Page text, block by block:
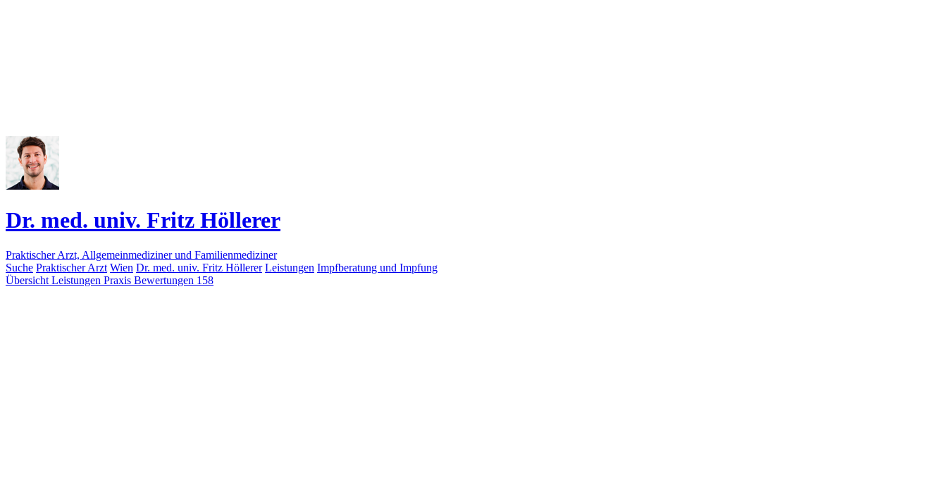
Dr. med. univ. Fritz Höllerer
Praktischer Arzt, Allgemeinmediziner und Familienmediziner
Suche Praktischer Arzt Wien Dr. med. univ. Fritz Höllerer Leistungen Impfberatung und Impfung
Übersicht Leistungen Praxis Bewertungen 158